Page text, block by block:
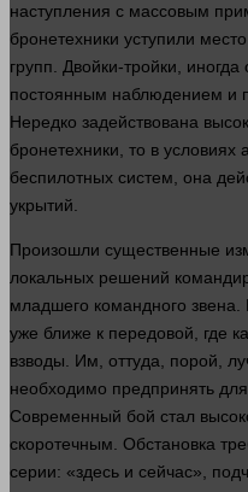
наступления с массовым
бронетехники уступили место
групп. Двойки-тройки,
постоянным наблюдением и
Нередко задействована
бронетехники, то в условиях
беспилотных систем, она
укрытий.
Произошли существенные
локальных решений
младшего командного
уже ближе к передовой, где
взводы. Им, оттуда, порой,
необходимо предпринять
Современный бой стал
скоротечным. Обстановка
серии: «здесь и сейчас»,